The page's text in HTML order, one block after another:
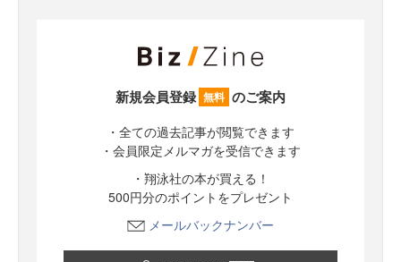
新規会員登録 無料 のご案内
・全ての過去記事が閲覧できます
・会員限定メルマガを受信できます
・翔泳社の本が買える！
500円分のポイントをプレゼント
メールバックナンバー